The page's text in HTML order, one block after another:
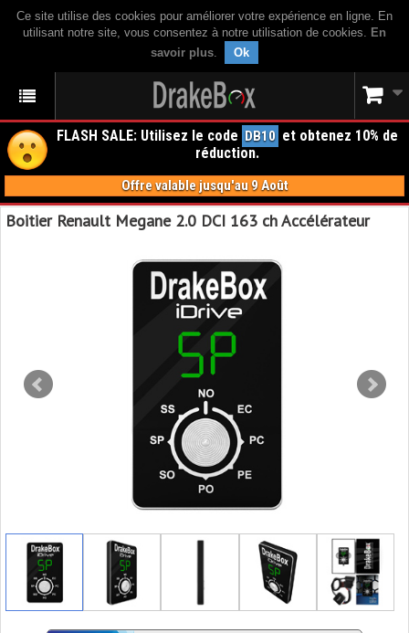
Ce site utilise des cookies pour améliorer votre expérience en ligne. En
utilisant notre site, vous consentez à notre utilisation de cookies. En
savoir plus. Ok
FLASH SALE: Utilisez le code DB10 et obtenez 10% de
réduction.
Offre valable jusqu'au 9 Août
Boitier Renault Megane 2.0 DCI 163 ch Accélérateur